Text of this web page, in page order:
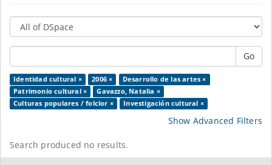
Go
Identidad cultural × 2006 ×
Desarrollo de las artes ×
Patrimonio cultural ×
Gavazzo, Natalia ×
Culturas populares / folclor ×
Investigación cultural ×
Show Advanced Filters
Search produced no results.